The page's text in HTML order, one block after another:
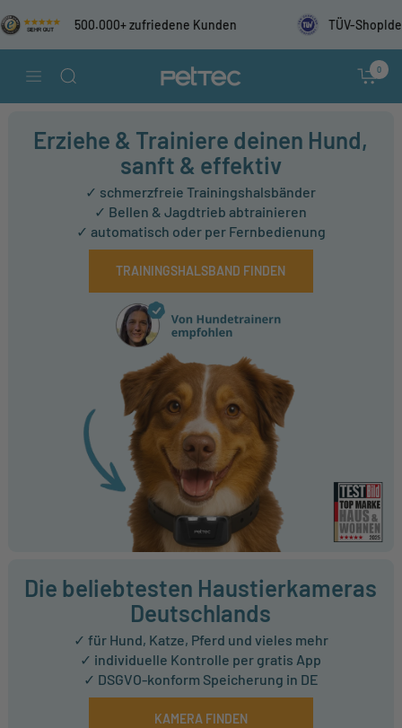
Direkt
zum
500.000+ zufriedene Kunden TÜV-ShopIdent
Navigation PetTec 0
Erziehe & Trainiere deinen Hund,
sanft & effektiv
✓ schmerzfreie Trainingshalsbänder
✓ Bellen & Jagdtrieb abtrainieren
✓ automatisch oder per Fernbedienung
TRAININGSHALSBAND FINDEN
Die beliebtesten Haustierkameras
Deutschlands
✓ für Hund, Katze, Pferd und vieles mehr
✓ individuelle Kontrolle per gratis App
✓ DSGVO-konform Speicherung in DE
KAMERA FINDEN